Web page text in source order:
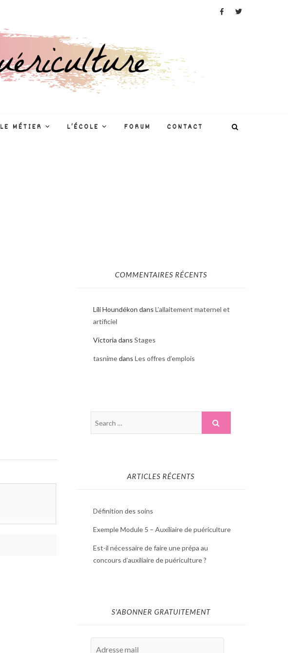
LE MÉTIER L’ÉCOLE FORUM CONTACT
COMMENTAIRES RÉCENTS
Lili Houndékon dans L’allaitement maternel et
artificiel
Victoria dans Stages
tasnimedans Les offres d’emplois
ARTICLES RÉCENTS
Définition des soins
Exemple Module 5 – Auxiliaire de puériculture
Est-il nécessaire de faire une prépa au
concours d’auxiliaire de puériculture ?
S'ABONNER GRATUITEMENT